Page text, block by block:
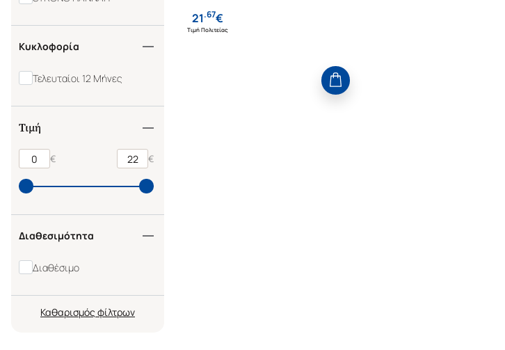
Κυκλοφορία
Τελευταίοι 12 Μήνες
Τιμή
€ €
Διαθεσιμότητα
Διαθέσιμο
Καθαρισμός
21.67€
Τιμή Πολιτείας